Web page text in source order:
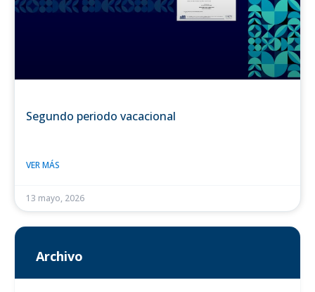
Segundo periodo vacacional
VER MÁS
13 mayo, 2026
Archivo